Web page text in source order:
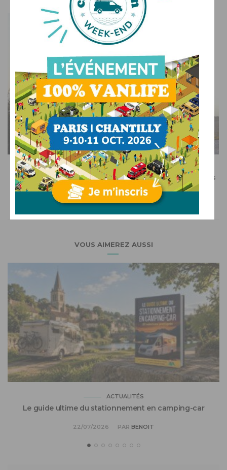
SUR LE WEB
Recevez le meilleur de l’actualité du camping-car dans
votre boîte mail
VOUS AIMEREZ AUSSI
ACTUALITÉS
Le guide ultime du stationnement en camping-car
22/07/2026 PAR BENOIT